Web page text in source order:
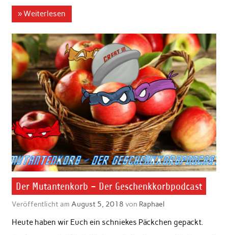
» Weiterlesen
Der Mutantenkorb – Der Geschenkkorbpodcast
Veröffentlicht am August 5, 2018 von Raphael
Heute haben wir Euch ein schniekes Päckchen gepackt.